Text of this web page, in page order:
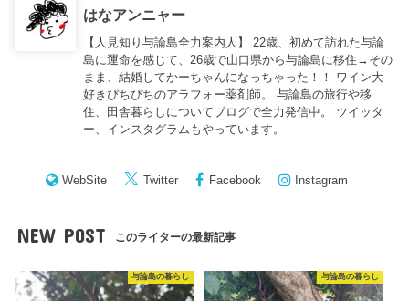
はなアンニャー
【人見知り与論島全力案内人】 22歳、初めて訪れた与論
島に運命を感じて、26歳で山口県から与論島に移住→その
まま、結婚してかーちゃんになっちゃった！！ ワイン大
好きぴちぴちのアラフォー薬剤師。 与論島の旅行や移
住、田舎暮らしについてブログで全力発信中。 ツイッタ
ー、インスタグラムもやっています。
WebSite Twitter Facebook Instagram
NEW POST このライターの最新記事
与論島の暮らし 与論島の暮らし